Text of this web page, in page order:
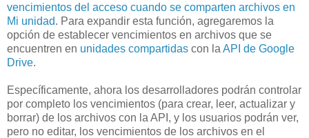
vencimientos del acceso cuando se comparten archivos en
Mi unidad. Para expandir esta función, agregaremos la
opción de establecer vencimientos en archivos que se
encuentren en unidades compartidas con la API de Google
Drive.
Específicamente, ahora los desarrolladores podrán controlar
por completo los vencimientos (para crear, leer, actualizar y
borrar) de los archivos con la API, y los usuarios podrán ver,
pero no editar, los vencimientos de los archivos en el